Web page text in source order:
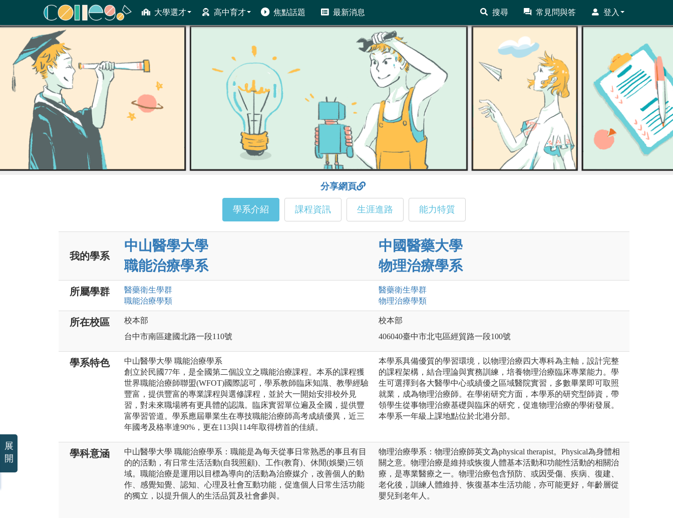
大學選才 高中育才 焦點話題 最新消息 搜尋 常見問與答 登入
ColleGo! 大學選才與高中育才輔助系統
分享網頁
學系介紹 課程資訊 生涯進路 能力特質
我的學系
中山醫學大學
職能治療學系
中國醫藥大學
物理治療學系
所屬學群 醫藥衛生學群
職能治療學類
醫藥衛生學群
物理治療學類
所在校區
校本部
台中市南區建國北路一段110號
校本部
406040臺中市北屯區經貿路一段100號
學系特色
中山醫學大學 職能治療學系
創立於民國77年，是全國第二個設立之職能治療課程。本系的課程獲
世界職能治療師聯盟(WFOT)國際認可，學系教師臨床知識、教學經驗
豐富，提供豐富的專業課程與選修課程，並於大一開始安排校外見
習，對未來職場將有更具體的認識。臨床實習單位遍及全國，提供豐
富學習管道。學系應屆畢業生在專技職能治療師高考成績優異，近三
年國考及格率達90%，更在113與114年取得榜首的佳績。
本學系具備優質的學習環境，以物理治療四大專科為主軸，設計完整
的課程架構，結合理論與實務訓練，培養物理治療臨床專業能力。學
生可選擇到各大醫學中心或績優之區域醫院實習，多數畢業即可取照
就業，成為物理治療師。在學術研究方面，本學系的研究型師資，帶
領學生從事物理治療基礎與臨床的研究，促進物理治療的學術發展。
本學系一年級上課地點位於北港分部。
學科意涵
中山醫學大學 職能治療學系：職能是為每天從事日常熟悉的事且有目
的的活動，有日常生活活動(自我照顧)、工作(教育)、休閒(娛樂)三領
域。職能治療是運用以目標為導向的活動為治療媒介，改善個人的動
作、感覺知覺、認知、心理及社會互動功能，促進個人日常生活功能
的獨立，以提升個人的生活品質及社會參與。
物理治療學系：物理治療師英文為physical therapist。Physical為身體相
關之意。物理治療是維持或恢復人體基本活動和功能性活動的相關治
療，是專業醫療之一。物理治療包含預防、或因受傷、疾病、復建、
老化後，訓練人體維持、恢復基本生活功能，亦可能更好，年齡層從
嬰兒到老年人。
展
開